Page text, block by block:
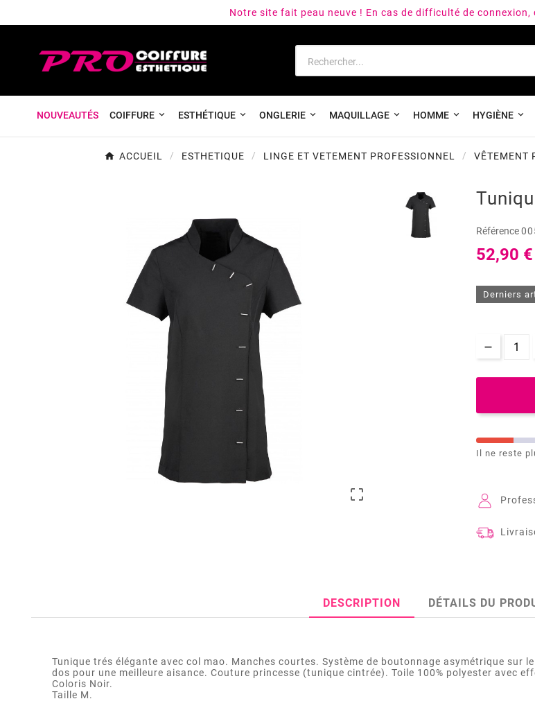
Notre site fait peau neuve ! En cas de difficulté de
NOUVEAUTÉS COIFFURE ESTHÉTIQUE ONGLERIE MAQUILLAGE HOMME HYGIÈNE
ACCUEIL ESTHETIQUE LINGE ET VETEMENT PROFESSIONNEL VÊTEMENT

Référence
52,90 €
Derniers
Il ne reste
DESCRIPTION DÉTAILS DU
Tunique trés élégante avec col mao. Manches courtes. Système de boutonnage asymétrique
dos pour une meilleure aisance. Couture princesse (tunique cintrée). Toile 100% polyester avec
Coloris Noir.
Taille M.